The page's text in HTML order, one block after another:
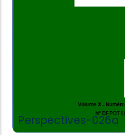
Perspectives-026a